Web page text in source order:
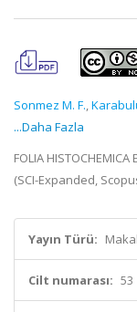
Sonmez M. F.,
...Daha Fazla
FOLIA
(SCI-Expanded,
Yayın Türü:
Cilt numarası: 53